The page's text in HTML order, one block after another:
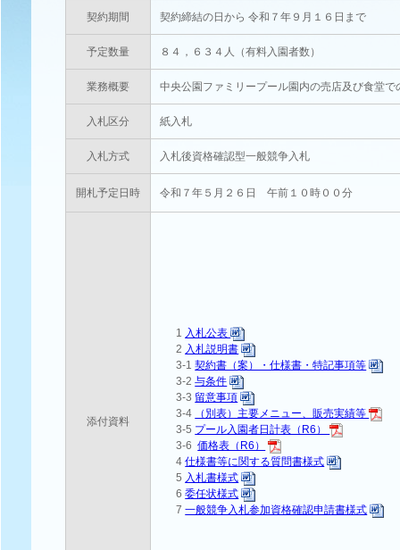
契約期間 契約締結の日から 令和７年９月１６日まで
予定数量 ８４，６３４人（有料入園者数）
業務概要 中央公園ファミリープール園内の売店及び食堂で
入札区分 紙入札
入札方式 入札後資格確認型一般競争入札
開札予定日時 令和７年５月２６日 午前１０時００分
添付資料
1 入札公表
2 入札説明書
3-1契約書（案）・仕様書・特記事項等
3-2与条件
3-3 留意事項
3-4
（別表）主要メニュー、販売実績等
3-5 プール入園者日計表（R6）
3-6価格表（R6）
4仕様書等に関する質問書様式
5 入札書様式
6委任状様式
7一般競争入札参加資格確認申請書様式